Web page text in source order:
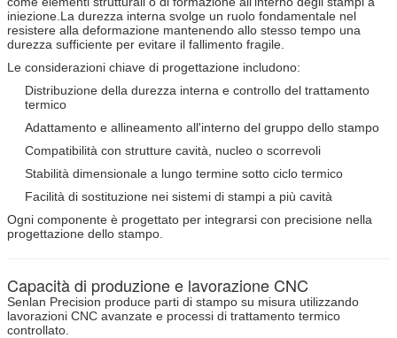
Lasciate un messaggio
Ti richiameremo presto!
iniezione.La durezza interna svolge un ruolo fondamentale nel
resistere alla deformazione mantenendo allo stesso tempo una
durezza sufficiente per evitare il fallimento fragile.
Le considerazioni chiave di progettazione includono:
Distribuzione della durezza interna e controllo del trattamento
termico
Adattamento e allineamento all'interno del gruppo dello stampo
Compatibilità con strutture cavità, nucleo o scorrevoli
Stabilità dimensionale a lungo termine sotto ciclo termico
Facilità di sostituzione nei sistemi di stampi a più cavità
Ogni componente è progettato per integrarsi con precisione nella
progettazione dello stampo.
Capacità di produzione e lavorazione CNC
Senlan Precision produce parti di stampo su misura utilizzando
lavorazioni CNC avanzate e processi di trattamento termico
controllato.